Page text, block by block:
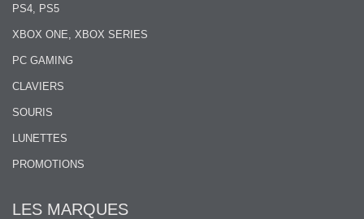
PS4, PS5
XBOX ONE, XBOX SERIES
PC GAMING
CLAVIERS
SOURIS
LUNETTES
PROMOTIONS
LES MARQUES